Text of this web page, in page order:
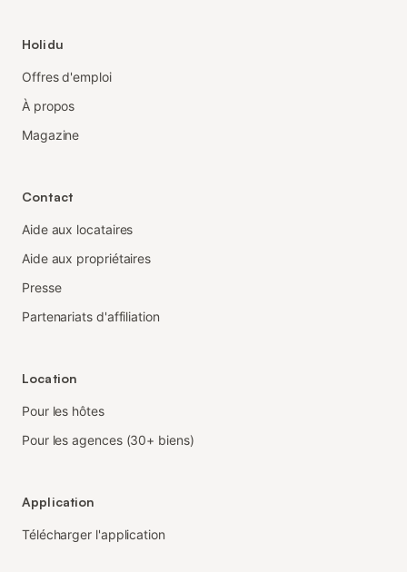
Holidu
Offres d'emploi
À propos
Magazine
Contact
Aide aux locataires
Aide aux propriétaires
Presse
Partenariats d'affiliation
Location
Pour les hôtes
Pour les agences (30+ biens)
Application
Télécharger l'application